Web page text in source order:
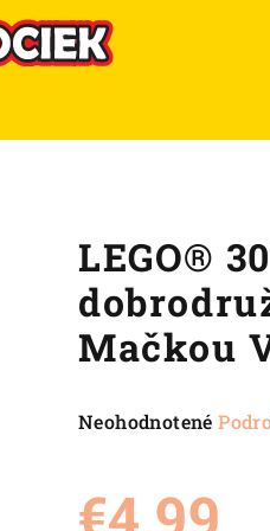
LEGO®
Mačkou
Priemerné
je
Neohodnotené
€4,99